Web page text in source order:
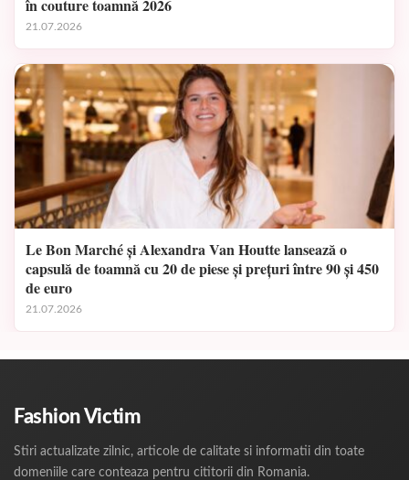
în couture toamnă 2026
21.07.2026
Le Bon Marché și Alexandra Van Houtte lansează o
capsulă de toamnă cu 20 de piese și prețuri între 90 și 450
de euro
21.07.2026
Fashion Victim
Stiri actualizate zilnic, articole de calitate si informatii din toate
domeniile care conteaza pentru cititorii din Romania.